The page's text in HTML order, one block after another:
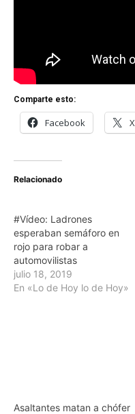
Comparte esto:
Facebook X
Relacionado
#Vídeo: Ladrones
esperaban semáforo en
rojo para robar a
automovilistas
julio 18, 2019
En «Lo de Hoy lo de Hoy»
Asaltantes matan a chófer